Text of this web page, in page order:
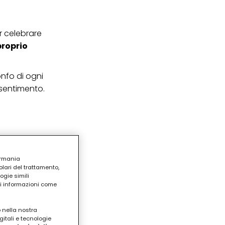
celebrare
di ogni
del trattamento,
simili
informazioni come
nella nostra
e tecnologie